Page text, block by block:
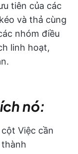
tiên của các
và thả cùng
nhóm điều
linh hoạt,
nó:
Việc cần